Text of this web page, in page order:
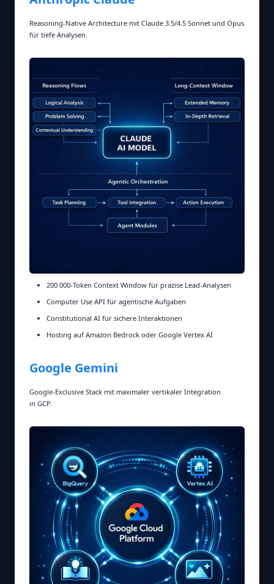
Reasoning‑Native Architecture mit Claude 3.5/4.5 Sonnet und Opus
für tiefe Analysen.
200 000‑Token Context Window für präzise Lead‑Analysen
Computer Use API für agentische Aufgaben
Constitutional AI für sichere Interaktionen
Hosting auf Amazon Bedrock oder Google Vertex AI
Google Gemini
Google‑Exclusive Stack mit maximaler vertikaler Integration
in GCP.